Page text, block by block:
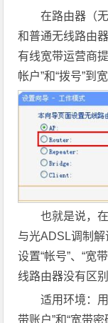
在路由器（
和普通无线路由
有线宽带运营商
帐户”和“拨号”到
也就是说，
与光ADSL调制
设置“帐号”、“宽
线路由器没有区别
适用环境：
带账户”和“宽带密